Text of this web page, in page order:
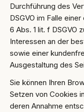
Durchführung des
DSGVO im Falle
6 Abs. 1 lit. f DSGVO
Interessen an der
sowie einer
Ausgestaltung des
Sie können Ihren
Setzen von Cookies
deren Annahme